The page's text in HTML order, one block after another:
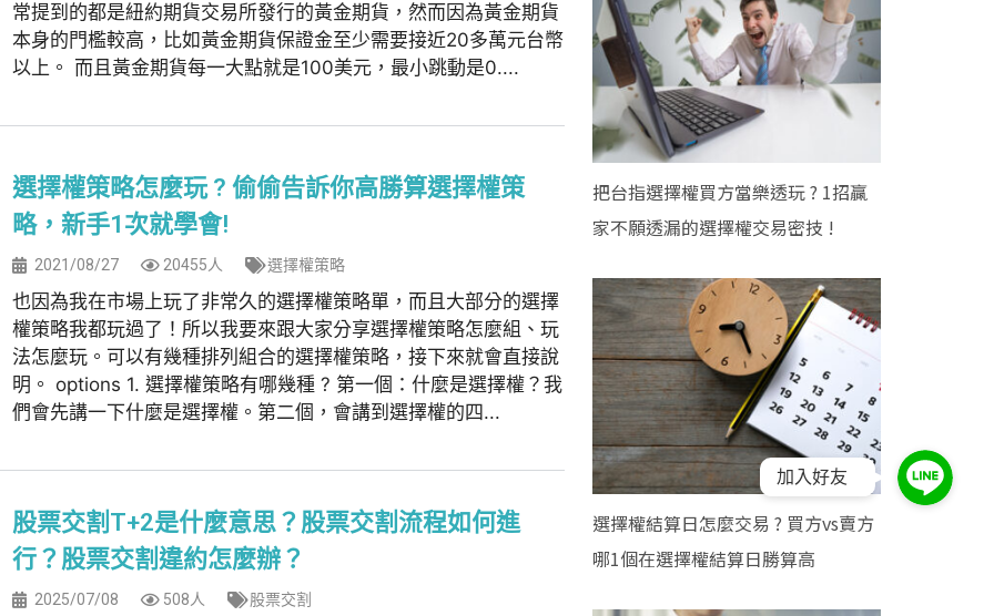
常提到的都是紐約期貨交易所發行的黃金期貨，然而因為黃金期貨
本身的門檻較高，比如黃金期貨保證金至少需要接近20多萬元台幣
以上。 而且黃金期貨每一大點就是100美元，最小跳動是0....
選擇權策略怎麼玩 ? 偷偷告訴你高勝算選擇權策
略，新手1次就學會!
2021/08/27 20455人 選擇權策略
也因為我在市場上玩了非常久的選擇權策略單，而且大部分的選擇
權策略我都玩過了！所以我要來跟大家分享選擇權策略怎麼組、玩
法怎麼玩。可以有幾種排列組合的選擇權策略，接下來就會直接說
明。 options 1. 選擇權策略有哪幾種 ? 第一個：什麼是選擇權？我
們會先講一下什麼是選擇權。第二個，會講到選擇權的四...
股票交割T+2是什麼意思？股票交割流程如何進
行？股票交割違約怎麼辦？
2025/07/08 508人 股票交割
把台指選擇權買方當樂透玩 ? 1招贏
家不願透漏的選擇權交易密技 !
選擇權結算日怎麼交易 ? 買方vs賣方
哪1個在選擇權結算日勝算高
加入好友